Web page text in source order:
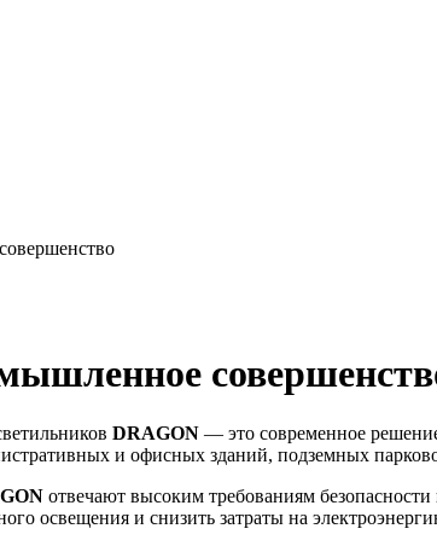
DRAGON — это современное
и офисных зданий, подземных
отвечают высоким требованиям
освещения и снизить затраты на